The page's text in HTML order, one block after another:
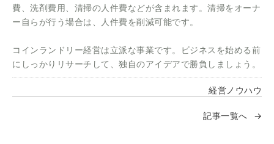
費、洗剤費用、清掃の人件費などが含まれます。清掃をオーナ
ー自らが行う場合は、人件費を削減可能です。
コインランドリー経営は立派な事業です。ビジネスを始める前
にしっかりリサーチして、独自のアイデアで勝負しましょう。
経営ノウハウ
記事一覧へ